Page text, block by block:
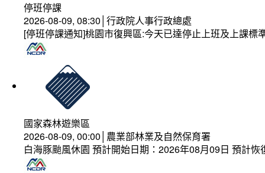
停班停課
2026-08-09, 08:30│行政院人事行政總處
[停班停課通知]桃園市復興區:今天已達停止上班及上課
國家森林遊樂區
2026-08-09, 00:00│農業部林業及自然保育署
白海豚颱風休園 預計開始日期：2026年08月09日 預計